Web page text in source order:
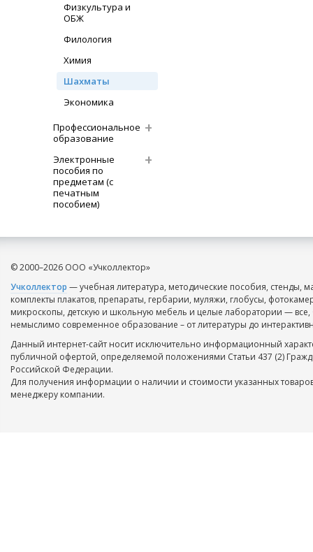
Физкультура и
ОБЖ
Филология
Химия
Шахматы
Экономика
Профессиональное
образование
Электронные
пособия по
предметам (с
печатным
пособием)
© 2000–2026 ООО «Учколлектор»
Учколлектор — учебная литература, методические пособия, стенды,
комплекты плакатов, препараты, гербарии, муляжи, глобусы,
микроскопы, детскую и школьную мебель и целые лаборатории — все,
немыслимо современное образование – от литературы до
Данный интернет-сайт носит исключительно информационный
публичной офертой, определяемой положениями Статьи 437 (2)
Российской Федерации.
Для получения информации о наличии и стоимости указанных
менеджеру компании.